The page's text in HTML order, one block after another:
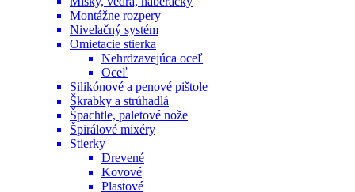
Montážne rozpery
Nivelačný systém
Omietacie stierka
Nehrdzavejúca oceľ
Oceľ
Silikónové a penové pištole
Škrabky a strúhadlá
Špachtle, paletové nože
Špirálové mixéry
Stierky
Drevené
Kovové
Plastové